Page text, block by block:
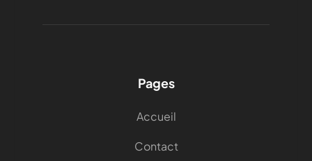
Pages
Accueil
Contact